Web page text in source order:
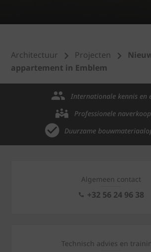
Architectuur Projecten
appartement in Emblem
Internationale kennis en
Professionele
Duurzame
Algemeen contact
+32 56 24 96 38
Technisch advies en